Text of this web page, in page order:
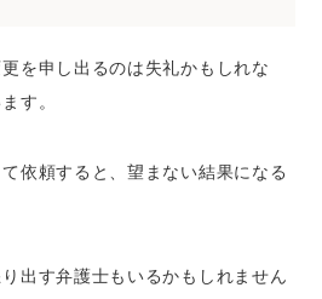
務所の弁護士に相談する
見極める
どの精算をおこなう
と契約し案件の引継ぎをおこ
護士を変えてもらうことが可
を申し出るのは失礼かもしれな
す。
依頼すると、望まない結果になる
出す弁護士もいるかもしれません